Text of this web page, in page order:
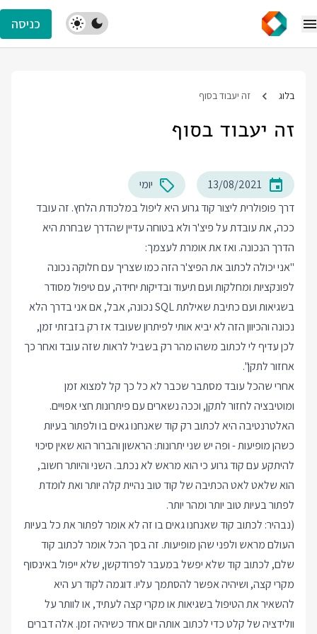
כניסה
בלוג זה יעבוד בסוף
זה יעבוד בסוף
13/08/2021
יומי
דרך פופולרית ליצור קוד גרוע היא ליפול במלכודת הלחץ. זה עובד
ככה, את עובדת על פיצ'ר ולא בטוחה עדיין שהדרך שבחרת היא
הדרך הנכונה. ואז את אומרת לעצמך:
"אני יכולה לכתוב את הפיצ'ר הזה כמו שצריך עם חלוקה נכונה
לפונקציות ומחלקות ועם תיעוד ובדיקות יחידה, עם טיפול מסודר
בשגיאות ועם כתיבת שאילתת SQL נכונה, אבל, אם אני בדרך הלא
נכונה והכיוון הזה לא יביא אותי לפיתרון שעובד אז רק בזבזתי זמן,
לכן עדיף לי לכתוב משהו מהר רק בשביל לראות שזה עובד ואחר כך
אחזור לתקן".
אחרי שהכל עובד מסתבר שכבר לא כל כך קל למצוא זמן
ומוטיבציה לחזור לתקן, וככה נשארים עם פיתרונות חצי אפויים.
האלטרנטיבה היא לכתוב רק קוד שאנחנו גאים בו ולפתור בעיות
כשהן מופיעות - ופה יש שני יתרונות: הראשון והברור הוא שאין סיכוי
להיתקע עם קוד גרוע כי הוא מראש לא נכתב. השני והיותר חשוב,
הוא שלאט לאט הכתיבה של קוד טוב נהיית קלה יותר ואת לומדת
לפתור בעיות טוב יותר ומהר יותר.
(נבהיר: לכתוב קוד שאנחנו גאים בו זה לא אומר לפתור את כל בעיות
העולם מראש ולפני שהן מופיעות. זה בסך הכל אומר לכתוב קוד
שלם, לכתוב קוד שלא יפשל במעבר לפרודקשן, שלא ייפול באינסוף
מקרי קצה, ושיהיה אפשר להסתמך עליו. דוגמה לקוד רע היא
להשאיר את הטיפול בשגיאות או מקרי קצה לעתיד, או לוותר על
וולידציה של קלט כדי לכתוב אותה יום אחד כשיהיה זמן. אלה דברים